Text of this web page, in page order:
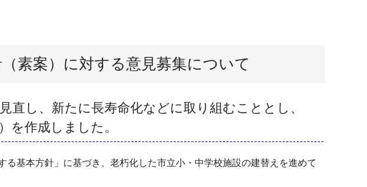
素案）に対する意見募集について
直し、新たに長寿命化などに取り組むこととし、
を作成しました。
基本方針」に基づき、老朽化した市立小・中学校施設の建替えを進めて